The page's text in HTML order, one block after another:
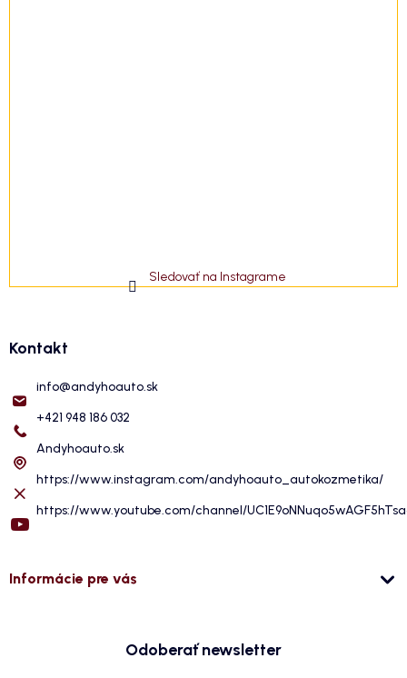
Sledovať na Instagrame
Kontakt
info@andyhoauto.sk
+421 948 186 032
Andyhoauto.sk
https://www.instagram.com/andyhoauto_autokozmetika/
https://www.youtube.com/channel/
Informácie pre vás
Odoberať newsletter